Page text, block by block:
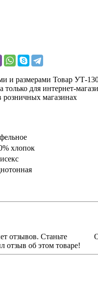
и размерами Товар УТ-
только для интернет-
розничных магазинах
хлопок
отзывов. Станьте
отзыв об этом товаре!